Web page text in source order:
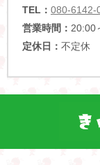
TEL： 080-6142-
営業時間： 20:00
定休日： 不定休